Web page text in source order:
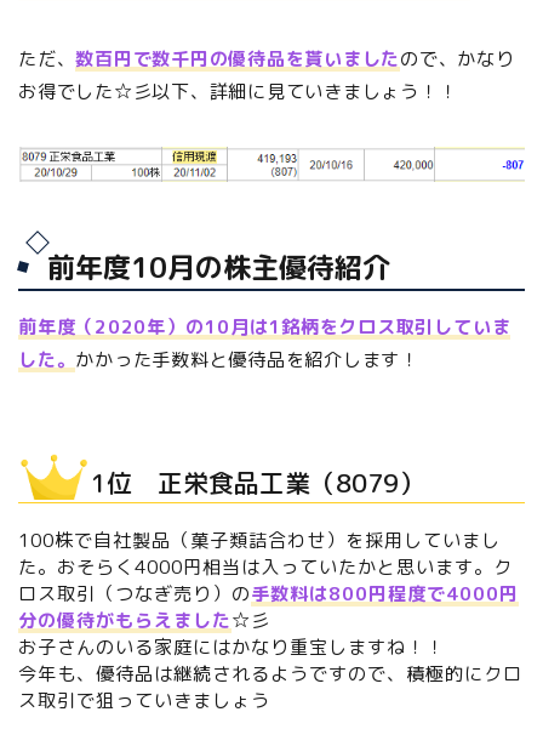
ただ、数百円で数千円の優待品を貰いましたので、かなり
お得でした☆彡以下、詳細に見ていきましょう！！
前年度10月の株主優待紹介
前年度（2020年）の10月は1銘柄をクロス取引していま
した。 かかった手数料と優待品を紹介します！
1位 正栄食品工業（8079）
100株で自社製品（菓子類詰合わせ）を採用していまし
た。おそらく4000円相当は入っていたかと思います。ク
ロス取引（つなぎ売り）の手数料は800円程度で4000円
分の優待がもらえました☆彡
お子さんのいる家庭にはかなり重宝しますね！！
今年も、優待品は継続されるようですので、積極的にクロ
ス取引で狙っていきましょう